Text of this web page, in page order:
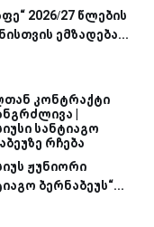
2026/27 წლების
ემზადება...
კონტრაქტი
|
სანტიაგო
რჩება
ჟუნიორი
ბერნაბეუს“...